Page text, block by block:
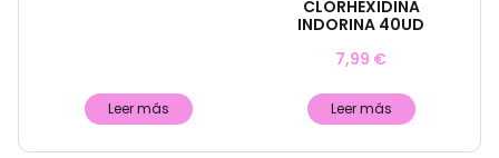
Leer más
CLORHEXIDINA
INDORINA 40UD
7,99 €
Leer más